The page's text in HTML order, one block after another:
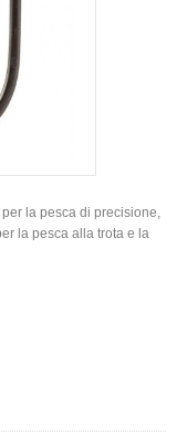
la pesca di precisione,
la pesca alla trota e la